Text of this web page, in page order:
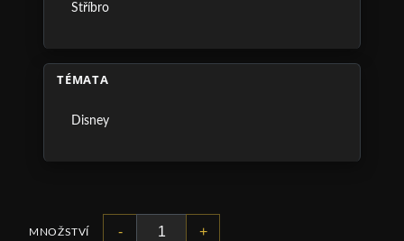
Stříbro
TÉMATA
Disney
MNOŽSTVÍ - +